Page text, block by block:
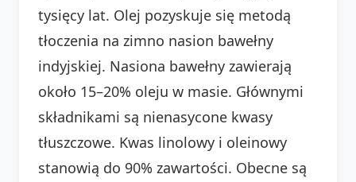
tysięcy lat. Olej pozyskuje się metodą
tłoczenia na zimno nasion bawełny
indyjskiej. Nasiona bawełny zawierają
około 15–20% oleju w masie. Głównymi
składnikami są nienasycone kwasy
tłuszczowe. Kwas linolowy i oleinowy
stanowią do 90% zawartości. Obecne są